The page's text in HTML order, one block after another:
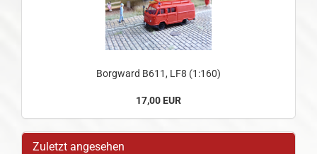
Borgward B611, LF8 (1:160)
17,00 EUR
Zuletzt angesehen